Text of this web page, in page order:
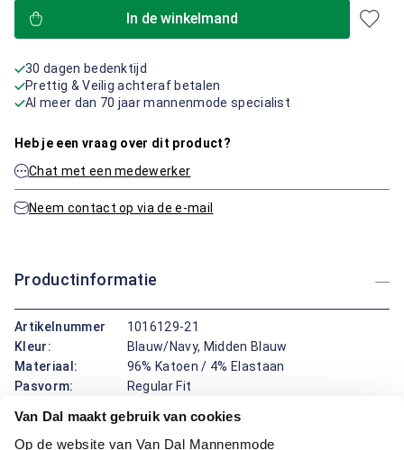
Van Dal maakt gebruik van cookies
Op de website van Van Dal Mannenmode
In de winkelmand
30 dagen bedenktijd
Prettig & Veilig achteraf betalen
Al meer dan 70 jaar mannenmode specialist
Heb je een vraag over dit product?
Chat met een medewerker
Neem contact op via de e-mail
Productinformatie
Artikelnummer
1016129-21
Kleur:
Blauw/Navy, Midden Blauw
Materiaal:
96% Katoen / 4% Elastaan
Pasvorm:
Regular Fit